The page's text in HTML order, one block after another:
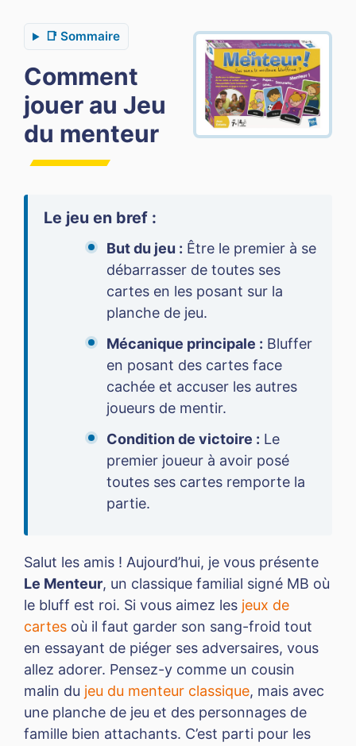
📑 Sommaire
Comment
jouer au Jeu
du menteur
Le jeu en bref :
But du jeu : Être le premier à se
débarrasser de toutes ses
cartes en les posant sur la
planche de jeu.
Mécanique principale : Bluffer
en posant des cartes face
cachée et accuser les autres
joueurs de mentir.
Condition de victoire : Le
premier joueur à avoir posé
toutes ses cartes remporte la
partie.
Salut les amis ! Aujourd’hui, je vous présente
Le Menteur, un classique familial signé MB où
le bluff est roi. Si vous aimez les jeux de
cartes où il faut garder son sang-froid tout
en essayant de piéger ses adversaires, vous
allez adorer. Pensez-y comme un cousin
malin du jeu du menteur classique, mais avec
une planche de jeu et des personnages de
famille bien attachants. C’est parti pour les